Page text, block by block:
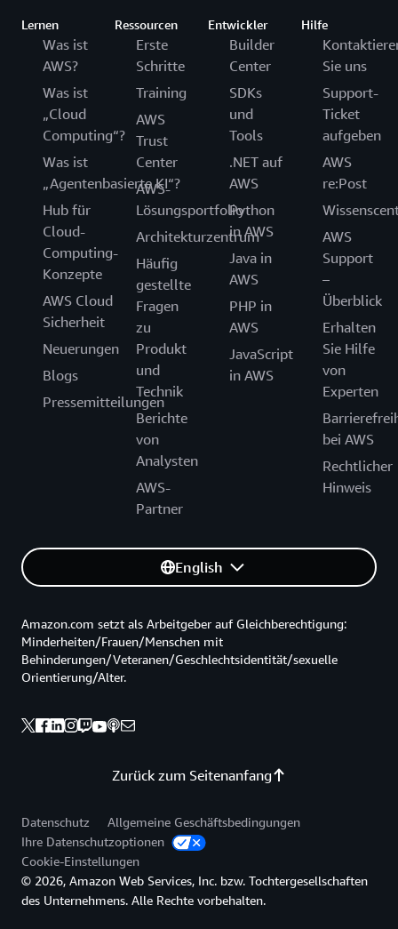
Lernen
Was ist
AWS?
Was ist
„Cloud
Computing“?
Was ist
„Agentenbasierte KI“?
Hub für
Cloud-
Computing-
Konzepte
AWS Cloud
Sicherheit
Neuerungen
Blogs
Pressemitteilungen
Ressourcen
Erste
Schritte
Training
AWS
Trust
Center
AWS-
Lösungsportfolio
Architekturzentrum
Häufig
gestellte
Fragen
zu
Produkt
und
Technik
Berichte
von
Analysten
AWS-
Partner
Entwickler
Builder
Center
SDKs
und
Tools
.NET auf
AWS
Python
in AWS
Java in
AWS
PHP in
AWS
JavaScript
in AWS
Hilfe
Sie uns
Support-
Ticket
aufgeben
AWS
re:Post
AWS
Support
–
Überblick
Erhalten
Sie Hilfe
von
Experten
bei AWS
Rechtlicher
Hinweis
English
Zurück zum Seitenanfang
Amazon.com setzt als Arbeitgeber auf Gleichberechtigung:
Minderheiten/Frauen/Menschen mit
Behinderungen/Veteranen/Geschlechtsidentität/sexuelle
Orientierung/Alter.
Datenschutz
Allgemeine Geschäftsbedingungen
Ihre Datenschutzoptionen
Cookie-Einstellungen
© 2026, Amazon Web Services, Inc. bzw. Tochtergesellschaften
des Unternehmens. Alle Rechte vorbehalten.